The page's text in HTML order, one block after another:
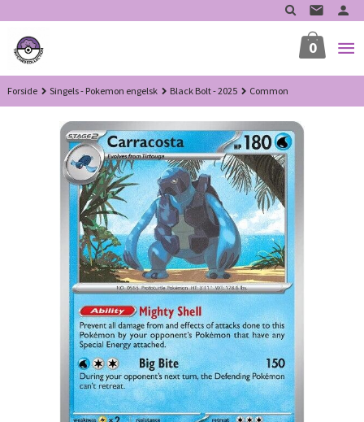
til
innholdet
0
Forside Singels - Pokemon engelsk Black Bolt - 2025 Common